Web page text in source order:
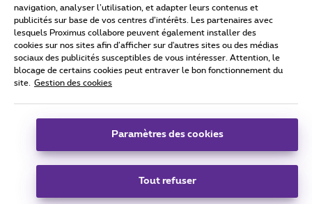
Tous droits réservés. © 2026 Proximus
Conditions générales, info consommateur
Coordonnées de l’entreprise
Boulevard du Roi Albert II 27 - B-1030 Bruxelles.
navigation, analyser l’utilisation, et adapter leurs contenus et
publicités sur base de vos centres d’intérêts. Les partenaires avec
lesquels Proximus collabore peuvent également installer des
cookies sur nos sites afin d’afficher sur d'autres sites ou des médias
sociaux des publicités susceptibles de vous intéresser. Attention, le
blocage de certains cookies peut entraver le bon fonctionnement du
site.
Gestion des cookies
Paramètres des cookies
Tout refuser